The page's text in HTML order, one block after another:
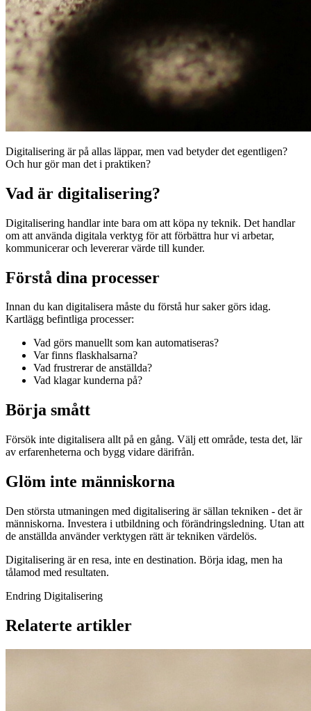
Digitalisering är på allas läppar, men vad betyder det egentligen?
Och hur gör man det i praktiken?
Vad är digitalisering?
Digitalisering handlar inte bara om att köpa ny teknik. Det handlar
om att använda digitala verktyg för att förbättra hur vi arbetar,
kommunicerar och levererar värde till kunder.
Förstå dina processer
Innan du kan digitalisera måste du förstå hur saker görs idag.
Kartlägg befintliga processer:
Vad görs manuellt som kan automatiseras?
Var finns flaskhalsarna?
Vad frustrerar de anställda?
Vad klagar kunderna på?
Börja smått
Försök inte digitalisera allt på en gång. Välj ett område, testa det, lär
av erfarenheterna och bygg vidare därifrån.
Glöm inte människorna
Den största utmaningen med digitalisering är sällan tekniken - det är
människorna. Investera i utbildning och förändringsledning. Utan att
de anställda använder verktygen rätt är tekniken värdelös.
Digitalisering är en resa, inte en destination. Börja idag, men ha
tålamod med resultaten.
Endring Digitalisering
Relaterte artikler